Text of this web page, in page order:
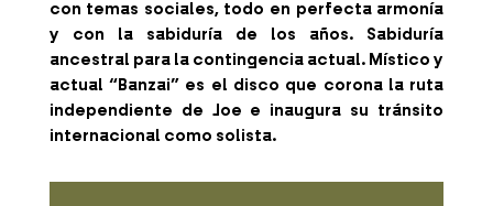
con temas sociales, todo en perfecta armonía
y con la sabiduría de los años. Sabiduría
ancestral para la contingencia actual. Místico y
actual “Banzai” es el disco que corona la ruta
independiente de Joe e inaugura su tránsito
internacional como solista.